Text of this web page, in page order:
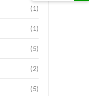
(1)
(1)
(5)
(2)
(5)